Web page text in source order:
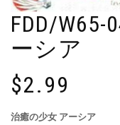
FDD/
ーシア
$2.99
治癒の少女 アーシア